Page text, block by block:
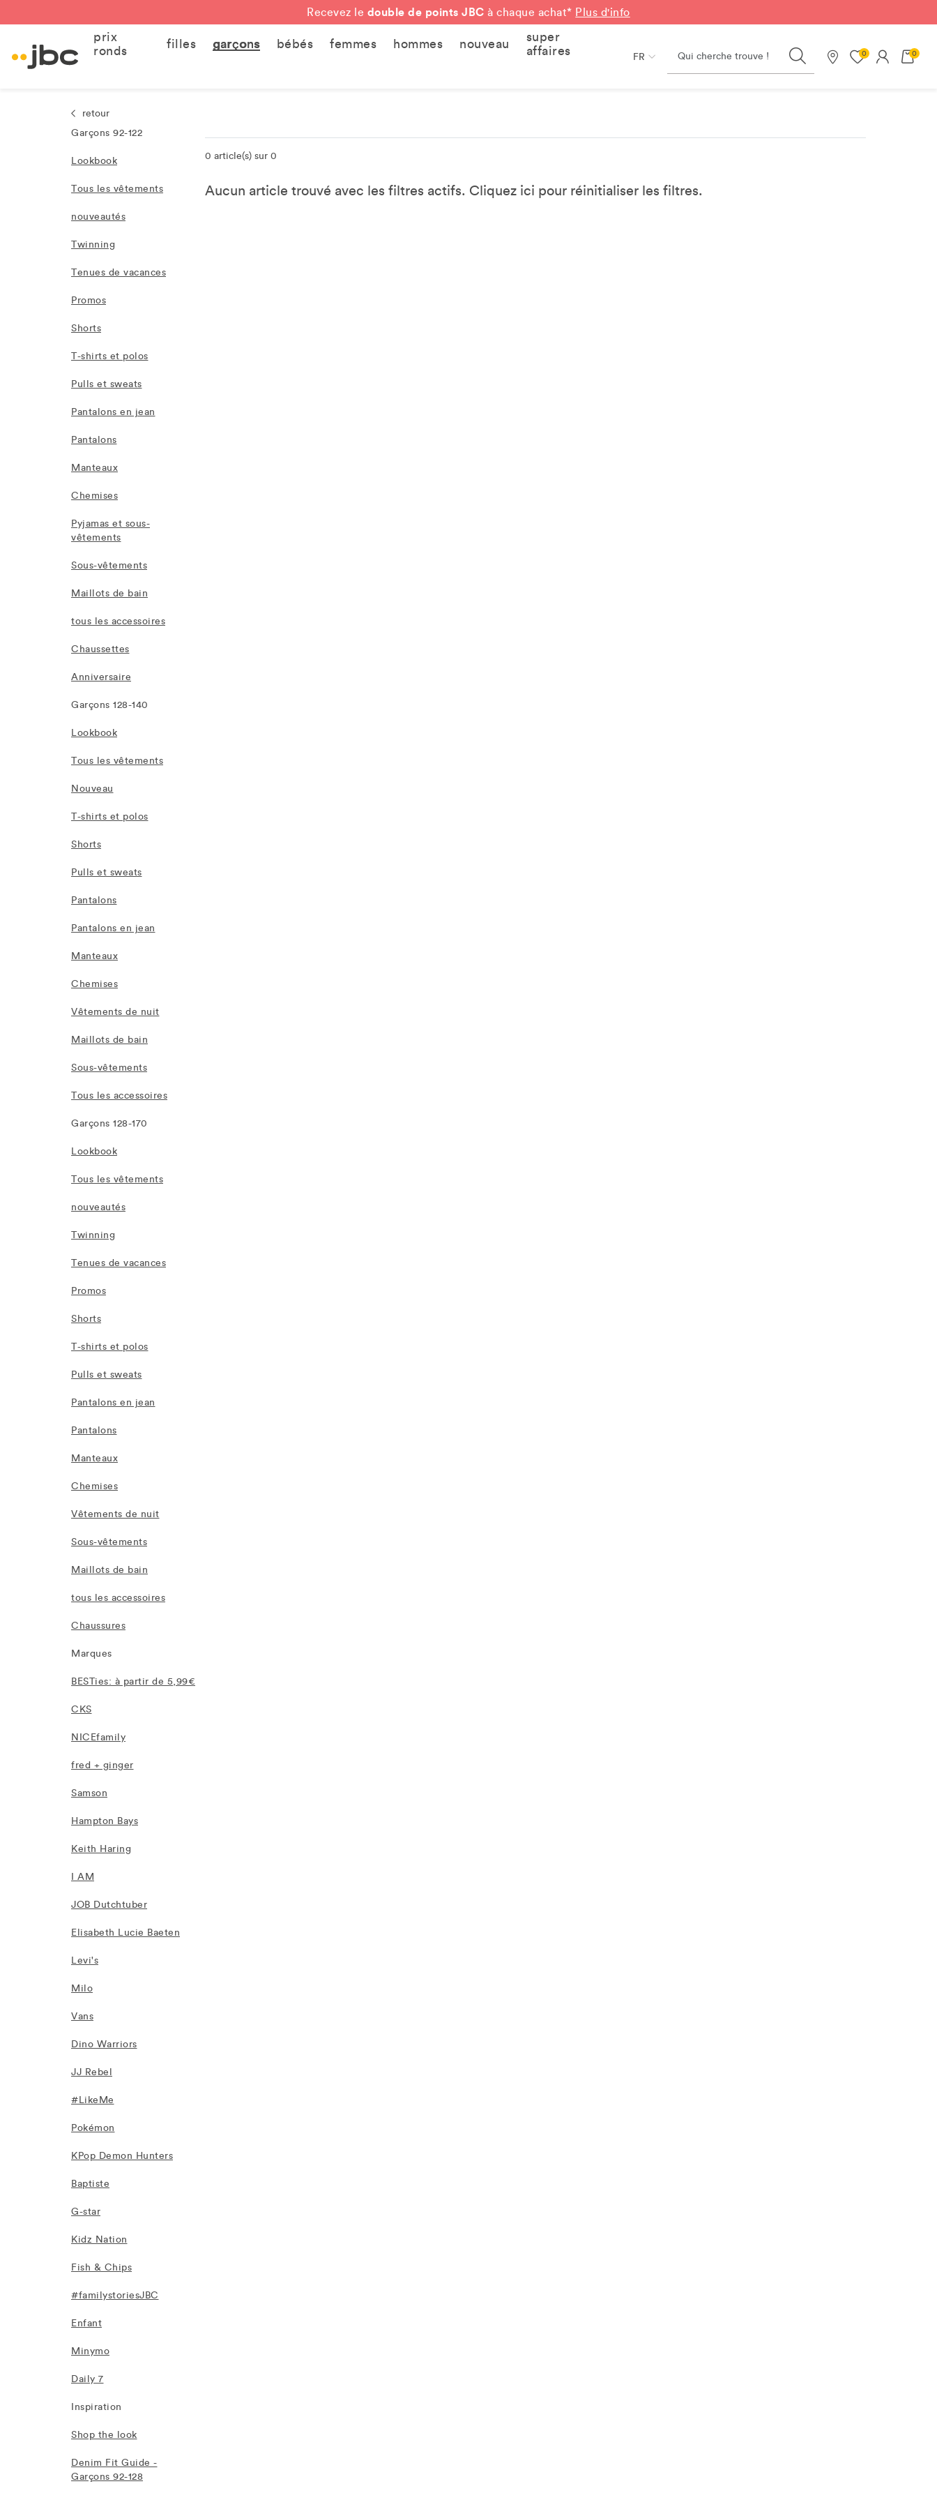
Recevez le double de points JBC à chaque achat* Plus d'info
prix
ronds
filles garçons bébés femmes hommes nouveau
super
affaires
FR Search
Nos magasins
0 0
retour
Garçons 92-122
Lookbook
Tous les vêtements
nouveautés
Twinning
Tenues de vacances
Promos
Shorts
T-shirts et polos
Pulls et sweats
Pantalons en jean
Pantalons
Manteaux
Chemises
Pyjamas et sous-
vêtements
Sous-vêtements
Maillots de bain
tous les accessoires
Chaussettes
Anniversaire
Garçons 128-140
Lookbook
Tous les vêtements
Nouveau
T-shirts et polos
Shorts
Pulls et sweats
Pantalons
Pantalons en jean
Manteaux
Chemises
Vêtements de nuit
Maillots de bain
Sous-vêtements
Tous les accessoires
Garçons 128-170
Lookbook
Tous les vêtements
nouveautés
Twinning
Tenues de vacances
Promos
Shorts
T-shirts et polos
Pulls et sweats
Pantalons en jean
Pantalons
Manteaux
Chemises
Vêtements de nuit
Sous-vêtements
Maillots de bain
tous les accessoires
Chaussures
Marques
BESTies: à partir de 5,99€
CKS
NICEfamily
fred + ginger
Samson
Hampton Bays
Keith Haring
I AM
JOB Dutchtuber
Elisabeth Lucie Baeten
Levi's
Milo
Vans
Dino Warriors
JJ Rebel
#LikeMe
Pokémon
KPop Demon Hunters
Baptiste
G-star
Kidz Nation
Fish & Chips
#familystoriesJBC
Enfant
Minymo
Daily 7
Inspiration
Shop the look
Denim Fit Guide -
Garçons 92-128
0 article(s) sur 0
Aucun article trouvé avec les filtres actifs. Cliquez ici pour réinitialiser les filtres.